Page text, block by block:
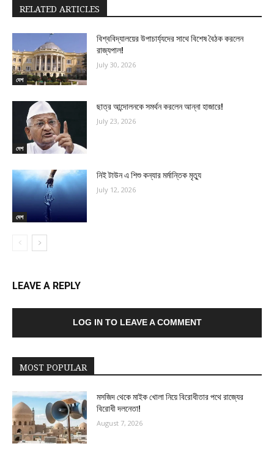
RELATED ARTICLES
দেশ
বিশ্ববিদ্যালয়ের উপাচার্য্যদের সাথে বিশেষ বৈঠক করলেন
রাজ্যপাল!
July 30, 2026
দেশ
ছাত্র আন্দোলনকে সমর্থন করলেন আন্না হাজারে!
July 23, 2026
দেশ
নিই টাউন এ শিশু কন্যার মর্মান্তিক মৃত্যু
July 12, 2026
LEAVE A REPLY
LOG IN TO LEAVE A COMMENT
MOST POPULAR
মসজিদ থেকে মাইক খোলা নিয়ে বিরোধীতার পথে রাজ্যের
বিরোধী দলনেতা!
August 7, 2026